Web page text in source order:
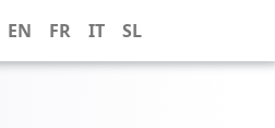
EN FR IT SL